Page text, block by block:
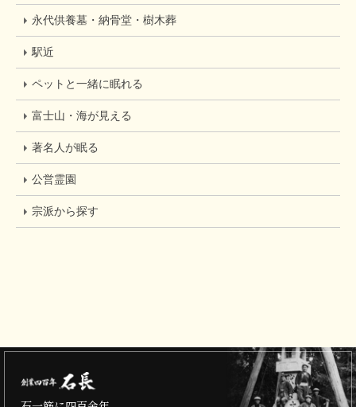
永代供養墓・納骨堂・樹木葬
駅近
ペットと一緒に眠れる
富士山・海が見える
著名人が眠る
公営霊園
宗派から探す